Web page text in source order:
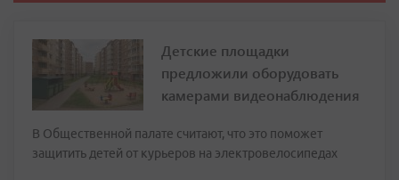
Детские площадки
предложили оборудовать
камерами видеонаблюдения
В Общественной палате считают, что это поможет
защитить детей от курьеров на электровелосипедах